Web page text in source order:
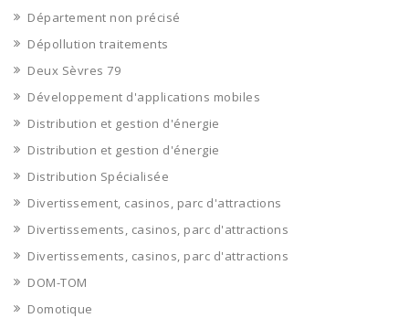
Département non précisé
Dépollution traitements
Deux Sèvres 79
Développement d'applications mobiles
Distribution et gestion d'énergie
Distribution et gestion d'énergie
Distribution Spécialisée
Divertissement, casinos, parc d'attractions
Divertissements, casinos, parc d'attractions
Divertissements, casinos, parc d'attractions
DOM-TOM
Domotique